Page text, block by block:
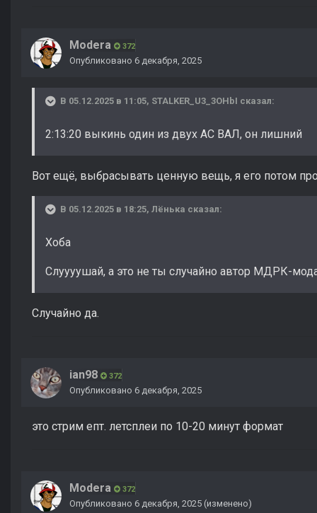
Modera 372
Опубликовано 6 декабря, 2025
В 05.12.2025 в 11:05, STALKER_U3_3OHbI сказал:
2:13:20 выкинь один из двух АС ВАЛ, он лишний
Вот ещё, выбрасывать ценную вещь, я его потом
В 05.12.2025 в 18:25, Лёнька сказал:
Хоба
Слуууушай, а это не ты случайно автор МДРК-
Случайно да.
ian98 372
Опубликовано 6 декабря, 2025
это стрим епт. летсплеи по 10-20 минут формат
Modera 372
Опубликовано 6 декабря, 2025 (изменено)